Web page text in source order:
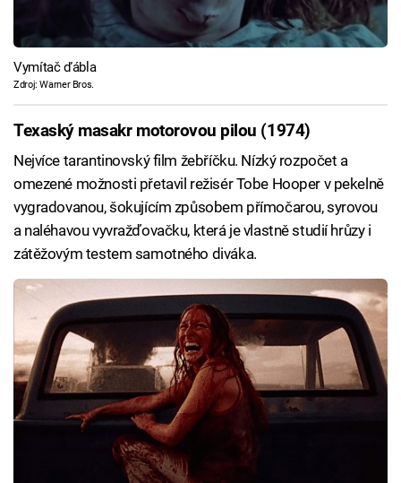
Vymítač ďábla
Zdroj: Warner Bros.
Texaský masakr motorovou pilou (1974)
Nejvíce tarantinovský film žebříčku. Nízký rozpočet a
omezené možnosti přetavil režisér Tobe Hooper v pekelně
vygradovanou, šokujícím způsobem přímočarou, syrovou
a naléhavou vyvražďovačku, která je vlastně studií hrůzy i
zátěžovým testem samotného diváka.